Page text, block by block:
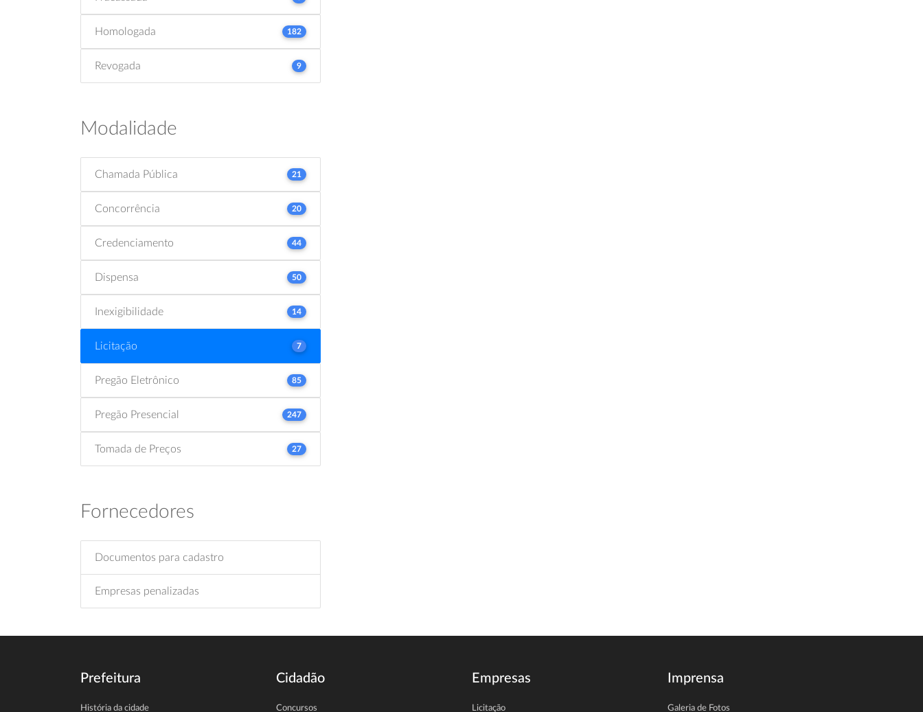
Homologada 182
Revogada 9
Modalidade
Chamada Pública 21
Concorrência 20
Credenciamento 44
Dispensa 50
Inexigibilidade 14
Licitação 7
Pregão Eletrônico 85
Pregão Presencial 247
Tomada de Preços 27
Fornecedores
Documentos para cadastro
Empresas penalizadas
Prefeitura
História da cidade
Cidadão
Concursos
Empresas
Licitação
Imprensa
Galeria de Fotos